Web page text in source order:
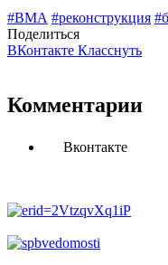
#ВМА #реконструкция
Поделиться
ВКонтакте Класснуть
Комментарии
Вконтакте